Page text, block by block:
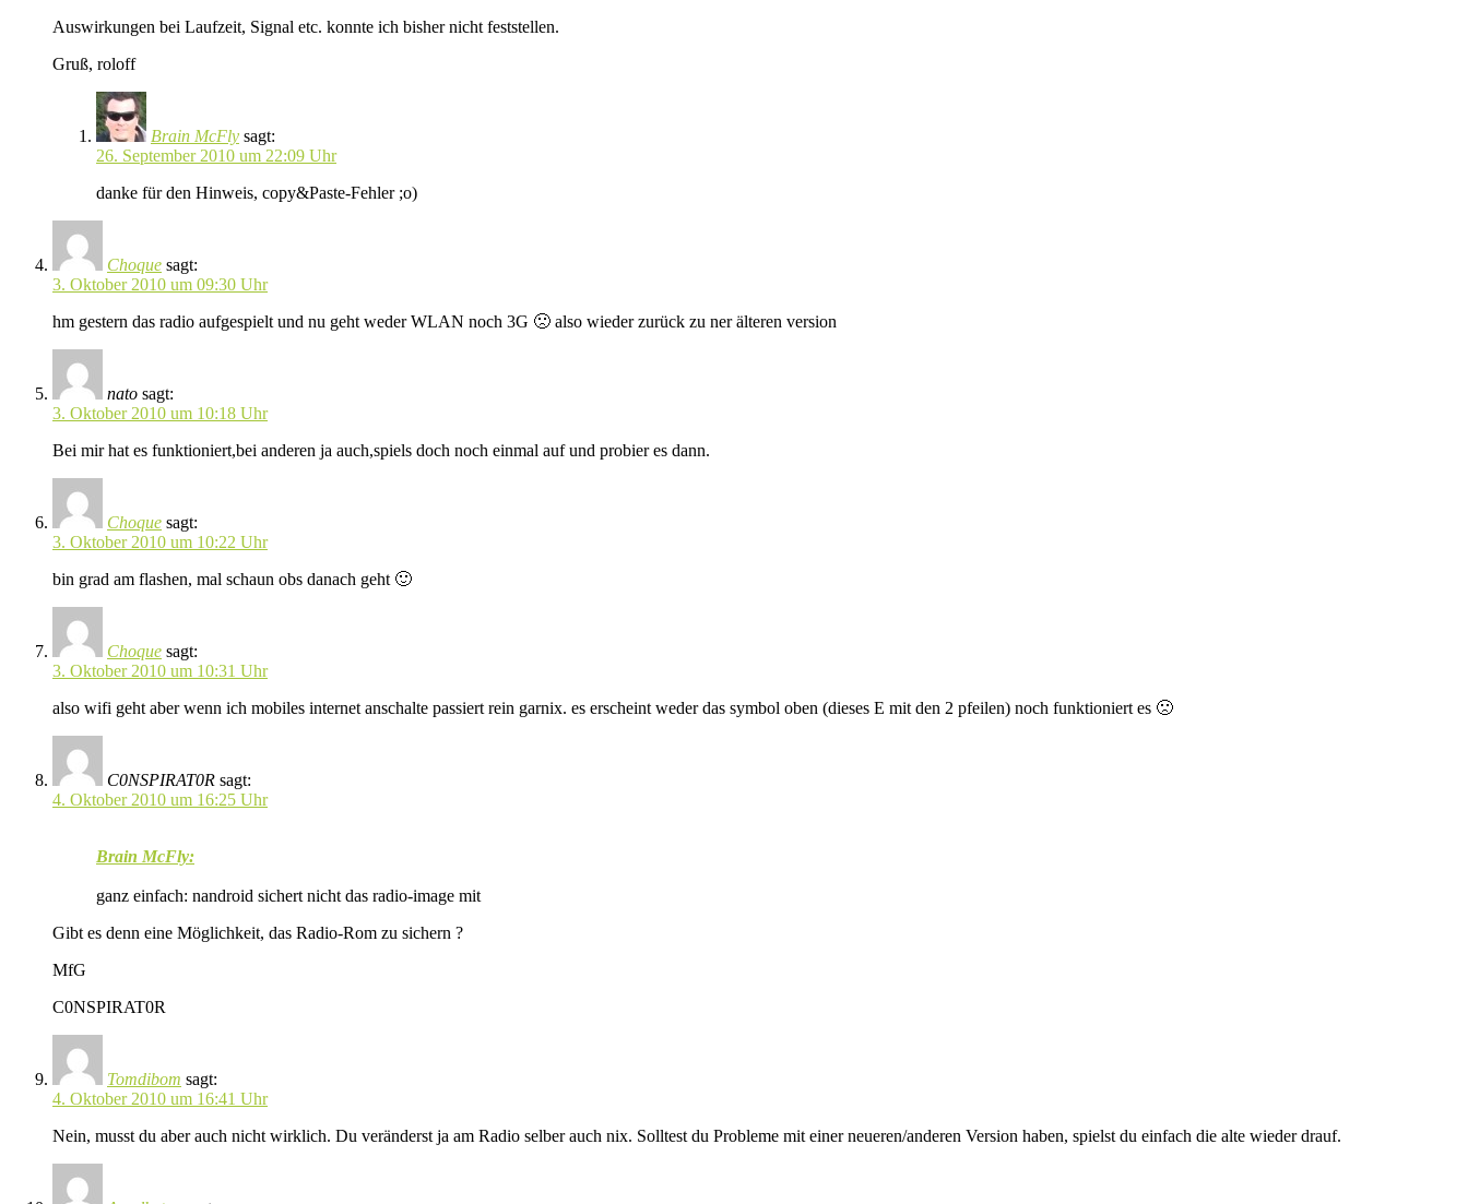
Auswirkungen bei Laufzeit, Signal etc. konnte ich bisher nicht feststellen.
Gruß, roloff
Brain McFly sagt:
26. September 2010 um 22:09 Uhr
danke für den Hinweis, copy&Paste-Fehler ;o)
Choque sagt:
3. Oktober 2010 um 09:30 Uhr
hm gestern das radio aufgespielt und nu geht weder WLAN noch 3G 🙁 also wieder zurück zu ner älteren version
nato sagt:
3. Oktober 2010 um 10:18 Uhr
Bei mir hat es funktioniert,bei anderen ja auch,spiels doch noch einmal auf und probier es dann.
Choque sagt:
3. Oktober 2010 um 10:22 Uhr
bin grad am flashen, mal schaun obs danach geht 🙂
Choque sagt:
3. Oktober 2010 um 10:31 Uhr
also wifi geht aber wenn ich mobiles internet anschalte passiert rein garnix. es erscheint weder das symbol oben (dieses E mit den 2 pfeilen) noch funktioniert es 🙁
C0NSPIRAT0R sagt:
4. Oktober 2010 um 16:25 Uhr
Brain McFly:
ganz einfach: nandroid sichert nicht das radio-image mit
Gibt es denn eine Möglichkeit, das Radio-Rom zu sichern ?
MfG
C0NSPIRAT0R
Tomdibom sagt:
4. Oktober 2010 um 16:41 Uhr
Nein, musst du aber auch nicht wirklich. Du veränderst ja am Radio selber auch nix. Solltest du Probleme mit einer neueren/anderen Version haben, spielst du einfach die alte wieder drauf.